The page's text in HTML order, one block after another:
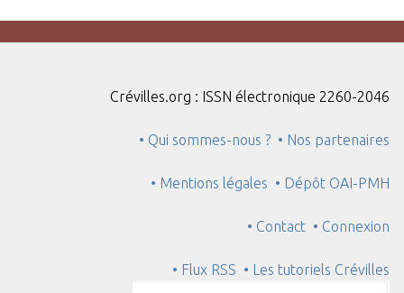
Crévilles.org : ISSN électronique 2260-2046
• Qui sommes-nous ? • Nos partenaires
• Mentions légales • Dépôt OAI-PMH
• Contact • Connexion
• Flux RSS • Les tutoriels Crévilles